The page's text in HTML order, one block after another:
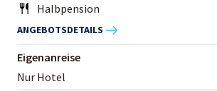
Halbpension
ANGEBOTSDETAILS
Eigenanreise
Nur Hotel